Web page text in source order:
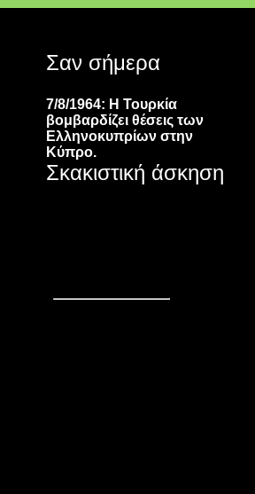
Σαν σήμερα
7/8/1964: Η Τουρκία
βομβαρδίζει θέσεις των
Ελληνοκυπρίων στην
Κύπρο.
Σκακιστική άσκηση